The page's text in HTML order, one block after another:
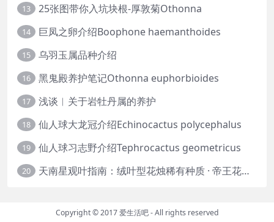
13 25张图带你入坑块根-厚敦菊Othonna
14 巨凤之卵介绍Boophone haemanthoides
15 乌羽玉属品种介绍
16 黑鬼殿养护笔记Othonna euphorbioides
17 浅谈︱关于岩牡丹属的养护
18 仙人球大龙冠介绍Echinocactus polycephalus
19 仙人球习志野介绍Tephrocactus geometricus
20 天南星观叶指南：绒叶型花烛稀有种质 · 帝王花烛等
Copyright © 2017爱生活吧- All rights reserved